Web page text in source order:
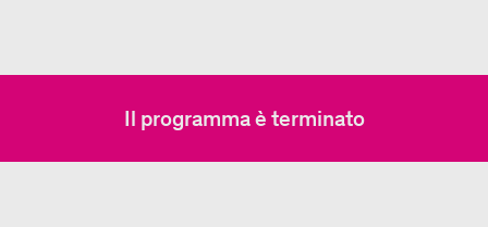
Il programma è terminato